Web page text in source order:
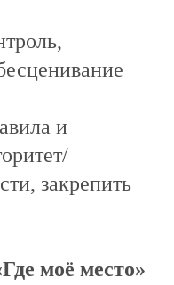
и
закрепить
моё место»